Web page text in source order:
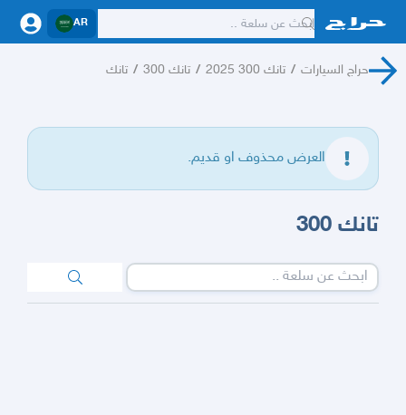
AR
حراج السيارات / تانك 300 2025 / تانك 300 / تانك
العرض محذوف او قديم.
تانك 300